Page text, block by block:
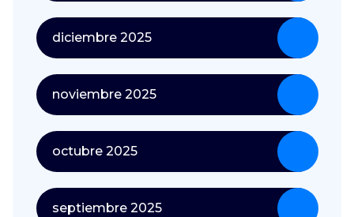
diciembre 2025
noviembre 2025
octubre 2025
septiembre 2025